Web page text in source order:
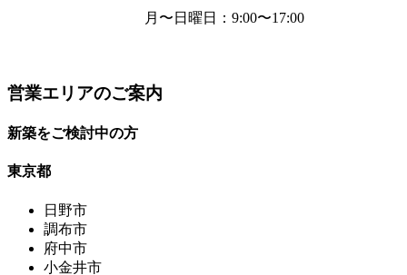
月〜日曜日 ：9:00〜17:00
営業エリアのご案内
新築をご検討中の方
東京都
日野市
調布市
府中市
小金井市